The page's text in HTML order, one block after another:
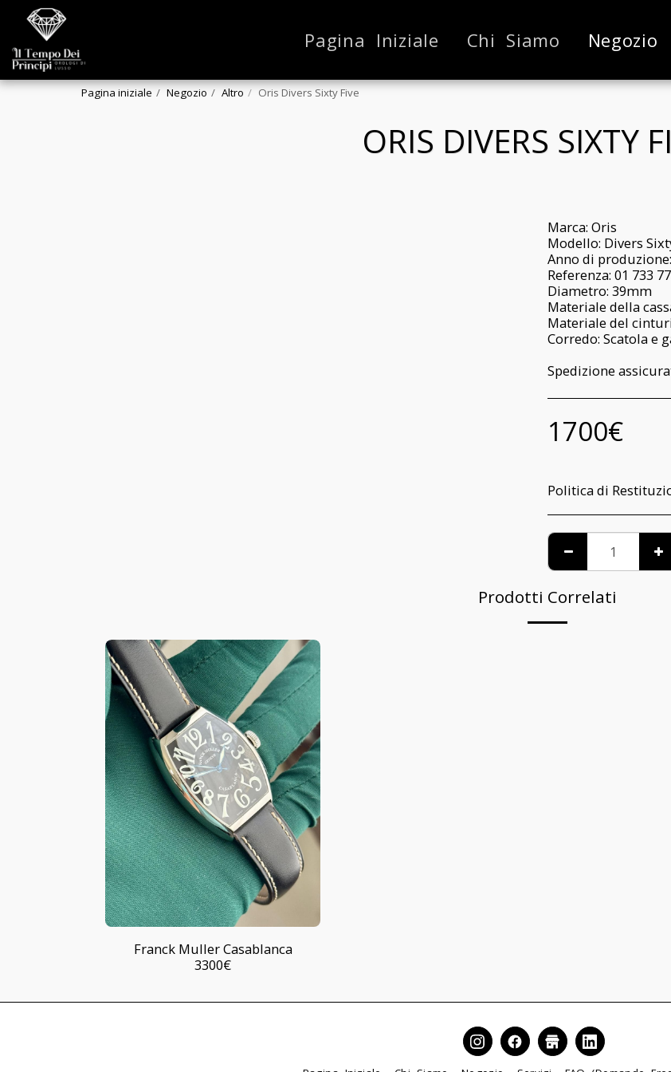
Pagina Iniziale Chi Siamo Negozio
Pagina iniziale Negozio Altro Oris Divers Sixty Five
ORIS DIVERS SIXTY
Marca: Oris
Modello: Divers
Anno di
Referenza: 01 733
Diametro: 39mm
Materiale della
Materiale del
Corredo: Scatola e
Spedizione
1700€
Politica di
Prodotti Correlati
Franck Muller Casablanca
3300€